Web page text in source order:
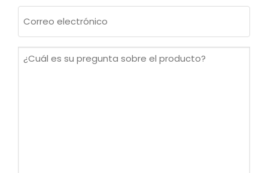
electrónico
¿Cuál